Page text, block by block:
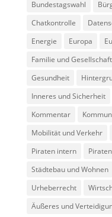
Bundestagswahl
Chatkontrolle
Energie
Europa
Familie und Gesellschaft
Gesundheit
Inneres und Sicherheit
Kommentar
Mobilität und Verkehr
Piraten intern
Städtebau und Wohnen
Urheberrecht
Äußeres und